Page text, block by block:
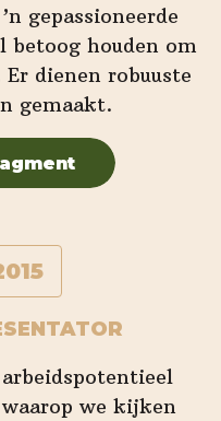
gepassioneerde
betoog houden om
dienen robuuste
gemaakt.
we kijken